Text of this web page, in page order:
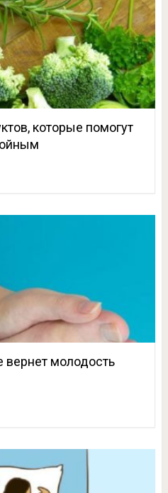
которые помогут
вернет молодость